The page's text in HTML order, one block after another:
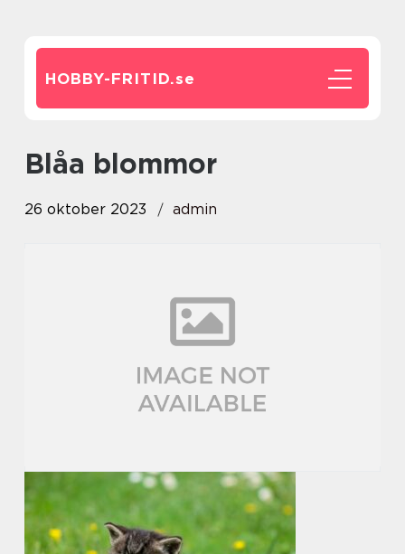
HOBBY-FRITID.se
blåa blommor
26 oktober 2023 admin